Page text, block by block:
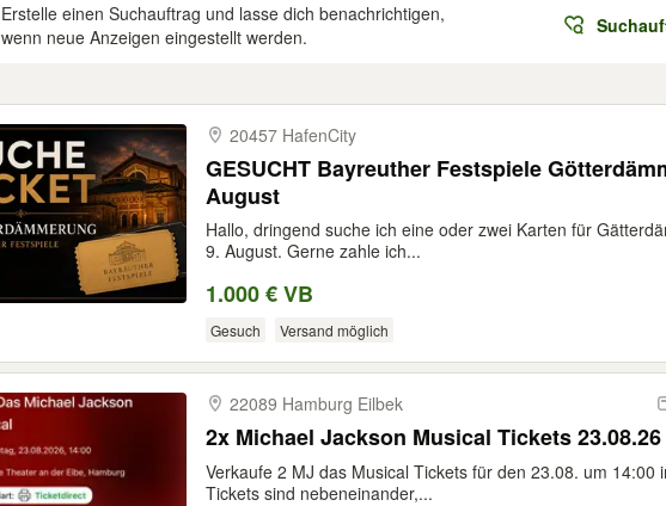
Erstelle einen Suchauftrag und lasse dich benachrichtigen,
wenn neue Anzeigen eingestellt werden.
20457 HafenCity
GESUCHT Bayreuther Festspiele
August
Hallo, dringend suche ich eine oder zwei Karten für
9. August. Gerne zahle ich...
1.000 € VB
Gesuch Versand möglich
22089 Hamburg Eilbek
2x Michael Jackson Musical Tickets 23.08.26
Verkaufe 2 MJ das Musical Tickets für den 23.08. um 14:00
Tickets sind nebeneinander,...